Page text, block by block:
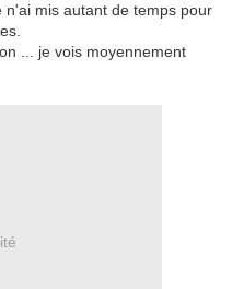
n'ai mis autant de temps pour
... je vois moyennement